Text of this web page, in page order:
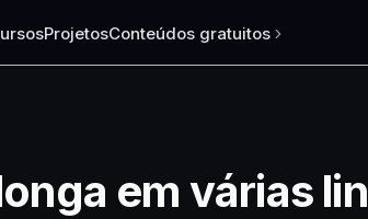
ProjetosConteúdos gratuitos
em várias